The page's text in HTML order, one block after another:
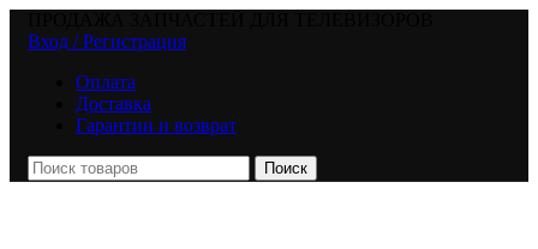
Вход / Регистрация
Оплата
Доставка
Гарантии и возврат
Поиск